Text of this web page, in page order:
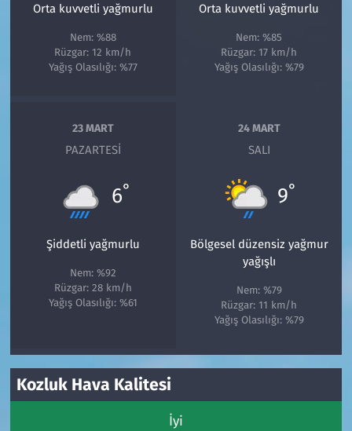
Orta kuvvetli yağmurlu
Nem: %88
Rüzgar: 12 km/h
Yağış Olasılığı: %77
Orta kuvvetli yağmurlu
Nem: %85
Rüzgar: 17 km/h
Yağış Olasılığı: %79
23 MART
PAZARTESI
6°
Şiddetli yağmurlu
Nem: %92
Rüzgar: 28 km/h
Yağış Olasılığı: %61
24 MART
SALI
9°
Bölgesel düzensiz yağmur
yağışlı
Nem: %79
Rüzgar: 11 km/h
Yağış Olasılığı: %79
Kozluk Hava Kalitesi
İyi